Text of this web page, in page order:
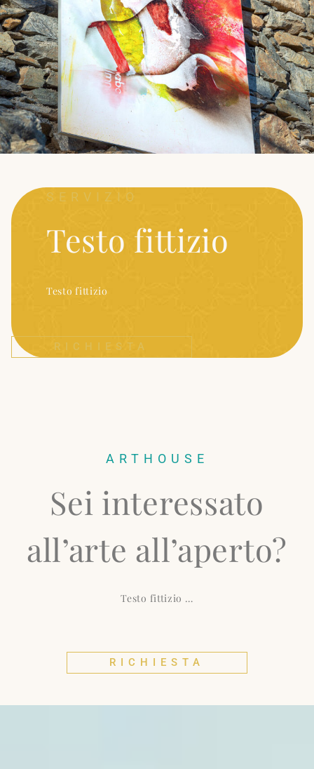
SERVIZIO
Testo fittizio
Testo fittizio
RICHIESTA
ARTHOUSE
Sei interessato
all’arte all’aperto?
Testo fittizio …
RICHIESTA